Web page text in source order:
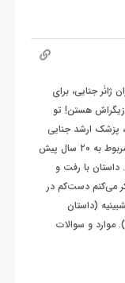
جنایی، برای
هستن! تو
پزشک ارشد جنایی
(اسکارپتا) متوجه می‌شه ممکنه در جریان پرونده‌ای مربوط به ۲۰ سال پیش
داستان با رفت و
می‌کنم دست‌کم در
(داستان
موارد و سوالات